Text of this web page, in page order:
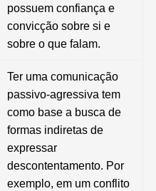
possuem confiança e
convicção sobre si e
sobre o que falam.
Ter uma comunicação
passivo-agressiva tem
como base a busca de
formas indiretas de
expressar
descontentamento. Por
exemplo, em um conflito